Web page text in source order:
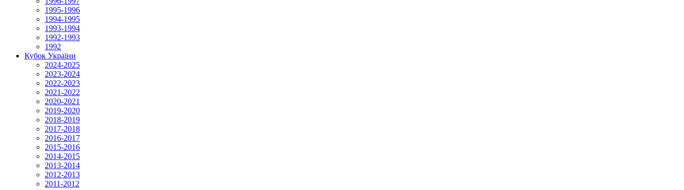
1995-1996
1994-1995
1993-1994
1992-1993
1992
Кубок України
2024-2025
2023-2024
2022-2023
2021-2022
2020-2021
2019-2020
2018-2019
2017-2018
2016-2017
2015-2016
2014-2015
2013-2014
2012-2013
2011-2012